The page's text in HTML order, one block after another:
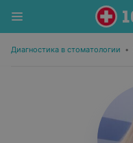
Диагностика в стоматологии •